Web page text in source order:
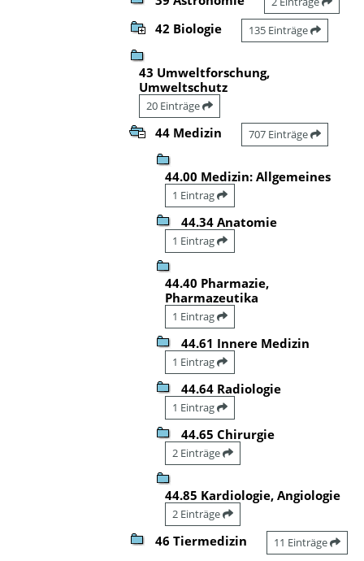
42 Biologie 135 Einträge
43 Umweltforschung,
Umweltschutz
20 Einträge
44 Medizin 707 Einträge
44.00 Medizin: Allgemeines
1 Eintrag
44.34 Anatomie
1 Eintrag
44.40 Pharmazie,
Pharmazeutika
1 Eintrag
44.61 Innere Medizin
1 Eintrag
44.64 Radiologie
1 Eintrag
44.65 Chirurgie
2 Einträge
44.85 Kardiologie, Angiologie
2 Einträge
46 Tiermedizin 11 Einträge